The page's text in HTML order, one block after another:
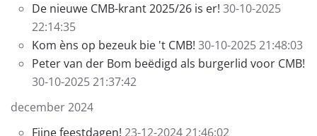
De nieuwe CMB-krant 2025/26 is er! 30-10-2025
22:14:35
Kom èns op bezeuk bie 't CMB! 30-10-2025 21:48:03
Peter van der Bom beëdigd als burgerlid voor CMB!
30-10-2025 21:37:42
december 2024
Fijne feestdagen! 23-12-2024 21:46:02